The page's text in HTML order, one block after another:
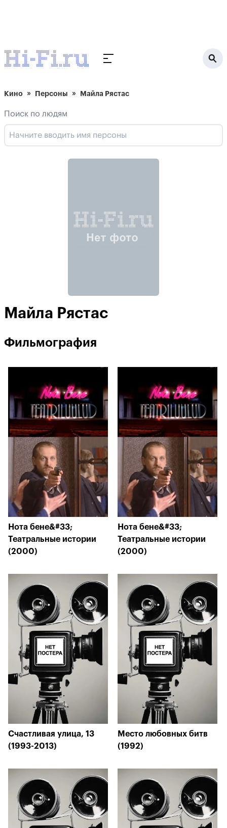
Кино Персоны Майла Рястас
Поиск по людям
Майла Рястас
Фильмография
Нота бене&#33;
Театральные истории
(2000)
Нота бене&#33;
Театральные истории
(2000)
Счастливая улица, 13
(1993-2013)
Место любовных битв
(1992)